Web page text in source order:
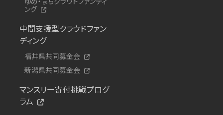
ング
中間支援型クラウドファン
ディング
福井県共同募金会
新潟県共同募金会
マンスリー寄付挑戦プログ
ラム